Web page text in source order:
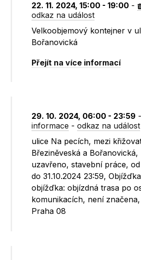
22. 11. 2024, 15:00 - 19:00 -
odkaz na událost
Velkoobjemový kontejner v
Bořanovická
Přejít na více informací
29. 10. 2024, 06:00 - 23:59
informace -odkaz na událost
ulice Na pecích, mezi
Březiněveská a
uzavřeno, stavební práce,
do 31.10.2024 23:59,
objížďka: objízdná trasa po
komunikacích, není
Praha 08